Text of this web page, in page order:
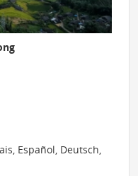
Español, Deutsch,